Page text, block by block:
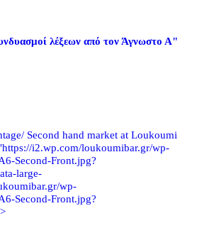
λέξεων από τον Άγνωστο Α"
Second hand market at Loukoumi
i2.wp.com/loukoumibar.gr/wp-
Second-Front.jpg?
large-
wp-
Second-Front.jpg?